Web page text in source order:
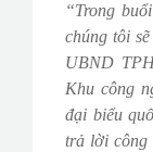
“Trong
chúng tôi
UBND
Khu công
đại biểu
trả lời công